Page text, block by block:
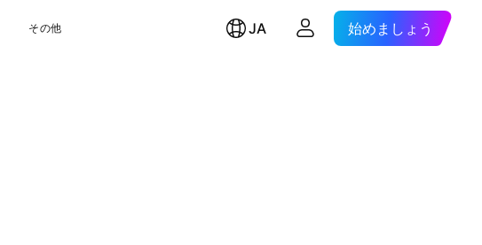
その他 JA 始めましょう